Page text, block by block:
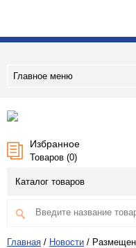
Главное меню
Избранное
Товаров (0)
Каталог товаров
Главная / Новости /